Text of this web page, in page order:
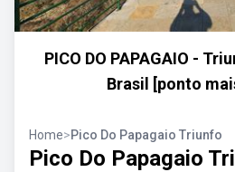
PICO DO PAPAGAIO -
Brasil [ponto
Home>Pico Do Papagaio Triunfo
Pico Do Papagaio